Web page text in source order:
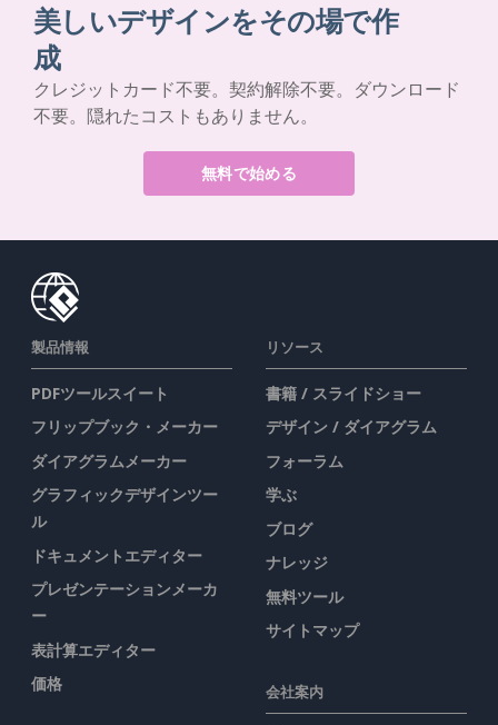
美しいデザインをその場で作
成
クレジットカード不要。契約解除不要。ダウンロード
不要。隠れたコストもありません。
無料で始める
製品情報
PDFツールスイート
フリップブック・メーカー
ダイアグラムメーカー
グラフィックデザインツー
ル
ドキュメントエディター
プレゼンテーションメーカ
ー
表計算エディター
価格
リソース
書籍 / スライドショー
デザイン / ダイアグラム
フォーラム
学ぶ
ブログ
ナレッジ
無料ツール
サイトマップ
会社案内